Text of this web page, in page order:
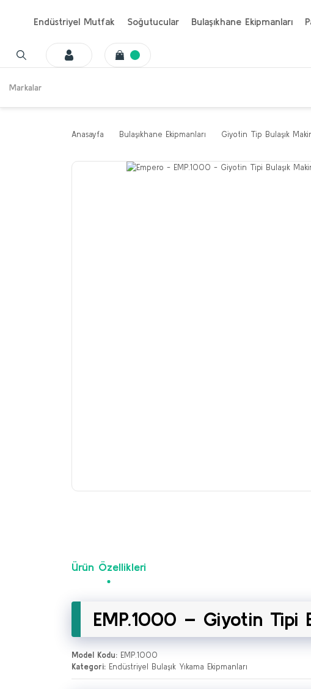
Endüstriyel Mutfak Soğutucular Bulaşıkhane Ekipmanları
Markalar
Anasayfa Bulaşıkhane Ekipmanları Giyotin Tip Bulaşık
Ürün Özellikleri
EMP.1000 – Giyotin Tipi
Model Kodu: EMP.1000
Kategori: Endüstriyel Bulaşık Yıkama Ekipmanları